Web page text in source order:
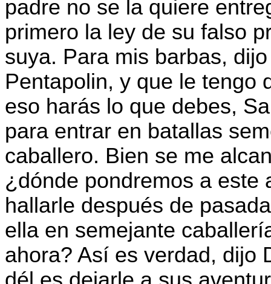
padre no se la quiere
primero la ley de su falso
suya. Para mis barbas,
Pentapolin, y que le tengo
eso harás lo que debes,
para entrar en batallas
caballero. Bien se me
¿dónde pondremos a este
hallarle después de
ella en semejante
ahora? Así es verdad, dijo